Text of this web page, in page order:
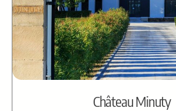
Château Minuty